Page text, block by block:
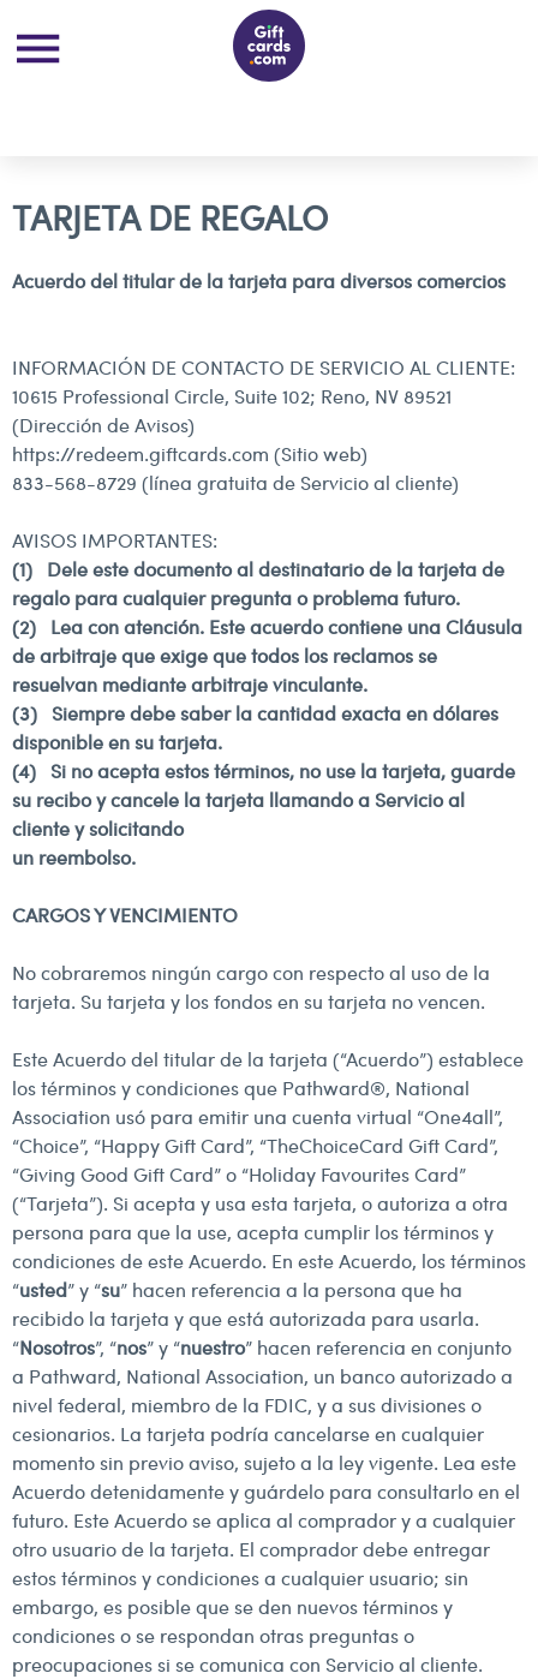
TARJETA DE REGALO
Acuerdo del titular de la tarjeta para diversos comercios
INFORMACIÓN DE CONTACTO DE SERVICIO AL CLIENTE:
10615 Professional Circle, Suite 102; Reno, NV 89521
(Dirección de Avisos)
https://redeem.giftcards.com (Sitio web)
833-568-8729 (línea gratuita de Servicio al cliente)
AVISOS IMPORTANTES:
(1) Dele este documento al destinatario de la tarjeta de
regalo para cualquier pregunta o problema futuro.
(2) Lea con atención. Este acuerdo contiene una Cláusula
de arbitraje que exige que todos los reclamos se
resuelvan mediante arbitraje vinculante.
(3) Siempre debe saber la cantidad exacta en dólares
disponible en su tarjeta.
(4) Si no acepta estos términos, no use la tarjeta, guarde
su recibo y cancele la tarjeta llamando a Servicio al
cliente y solicitando
un reembolso.
CARGOS Y VENCIMIENTO
No cobraremos ningún cargo con respecto al uso de la
tarjeta. Su tarjeta y los fondos en su tarjeta no vencen.
Este Acuerdo del titular de la tarjeta (“Acuerdo”) establece
los términos y condiciones que Pathward®, National
Association usó para emitir una cuenta virtual “One4all”,
“Choice”, “Happy Gift Card”, “TheChoiceCard Gift Card”,
“Giving Good Gift Card” o “Holiday Favourites Card”
(“Tarjeta”). Si acepta y usa esta tarjeta, o autoriza a otra
persona para que la use, acepta cumplir los términos y
condiciones de este Acuerdo. En este Acuerdo, los términos
“usted” y “su” hacen referencia a la persona que ha
recibido la tarjeta y que está autorizada para usarla.
“Nosotros”, “nos” y “nuestro” hacen referencia en conjunto
a Pathward, National Association, un banco autorizado a
nivel federal, miembro de la FDIC, y a sus divisiones o
cesionarios. La tarjeta podría cancelarse en cualquier
momento sin previo aviso, sujeto a la ley vigente. Lea este
Acuerdo detenidamente y guárdelo para consultarlo en el
futuro. Este Acuerdo se aplica al comprador y a cualquier
otro usuario de la tarjeta. El comprador debe entregar
estos términos y condiciones a cualquier usuario; sin
embargo, es posible que se den nuevos términos y
condiciones o se respondan otras preguntas o
preocupaciones si se comunica con Servicio al cliente.